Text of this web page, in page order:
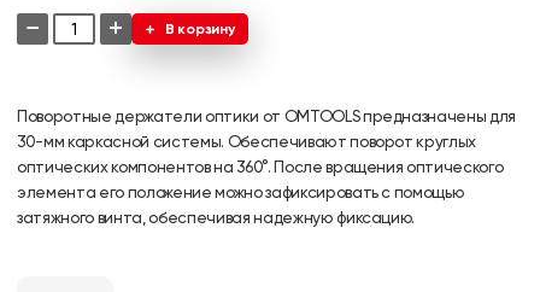
− + В корзину
Поворотные держатели оптики от OMTOOLS предназначены для
30-мм каркасной системы. Обеспечивают поворот круглых
оптических компонентов на 360°. После вращения оптического
элемента его положение можно зафиксировать с помощью
затяжного винта, обеспечивая надежную фиксацию.